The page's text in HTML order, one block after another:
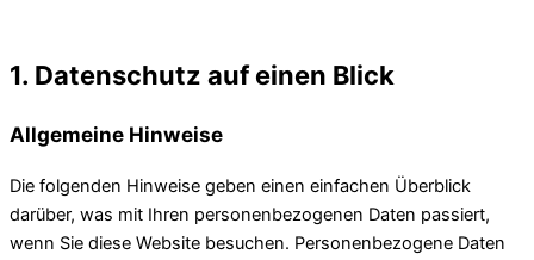
1. Datenschutz auf einen Blick
Allgemeine Hinweise
Die folgenden Hinweise geben einen einfachen Überblick
darüber, was mit Ihren personenbezogenen Daten passiert,
wenn Sie diese Website besuchen. Personenbezogene Daten